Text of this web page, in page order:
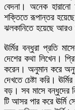
বেদনা। অনেক
শক্তিতে রূপান্তর
ঝলকানিতে হয়েছে আরও
ঊর্মির বন্ধুরা প্রতি
দেশের কথা লিখেন।
করেন। অনুমান করে
দেখতে চেষ্টা করি।
বড়। সব মাসে বন্ধুদের
টি আসর পার করে ঊর্মি